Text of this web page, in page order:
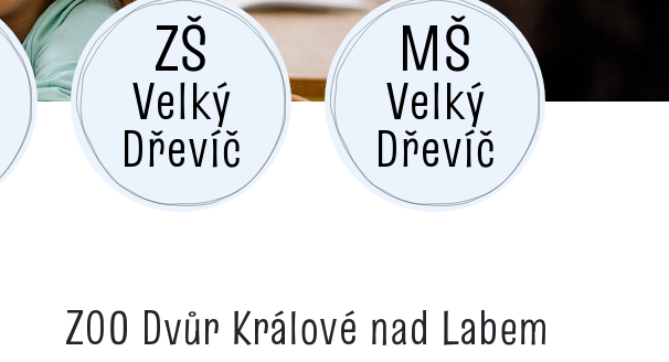
ZŠ
Velký
Dřevíč
MŠ
Velký
Dřevíč
ZOO Dvůr Králové nad Labem